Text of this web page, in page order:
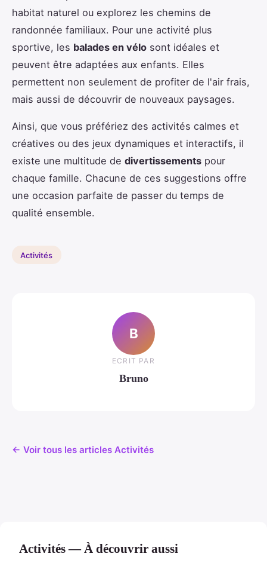
habitat naturel ou explorez les chemins de
randonnée familiaux. Pour une activité plus
sportive, les balades en vélo sont idéales et
peuvent être adaptées aux enfants. Elles
permettent non seulement de profiter de l'air frais,
mais aussi de découvrir de nouveaux paysages.
Ainsi, que vous préfériez des activités calmes et
créatives ou des jeux dynamiques et interactifs, il
existe une multitude de divertissements pour
chaque famille. Chacune de ces suggestions offre
une occasion parfaite de passer du temps de
qualité ensemble.
Activités
B
ECRIT PAR
Bruno
← Voir tous les articles Activités
Activités — À découvrir aussi